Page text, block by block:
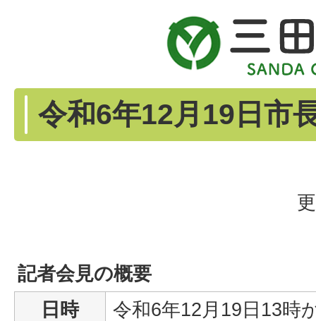
令和6年12月19日市
記者会見の概要
日時
令和6年12月19日13時